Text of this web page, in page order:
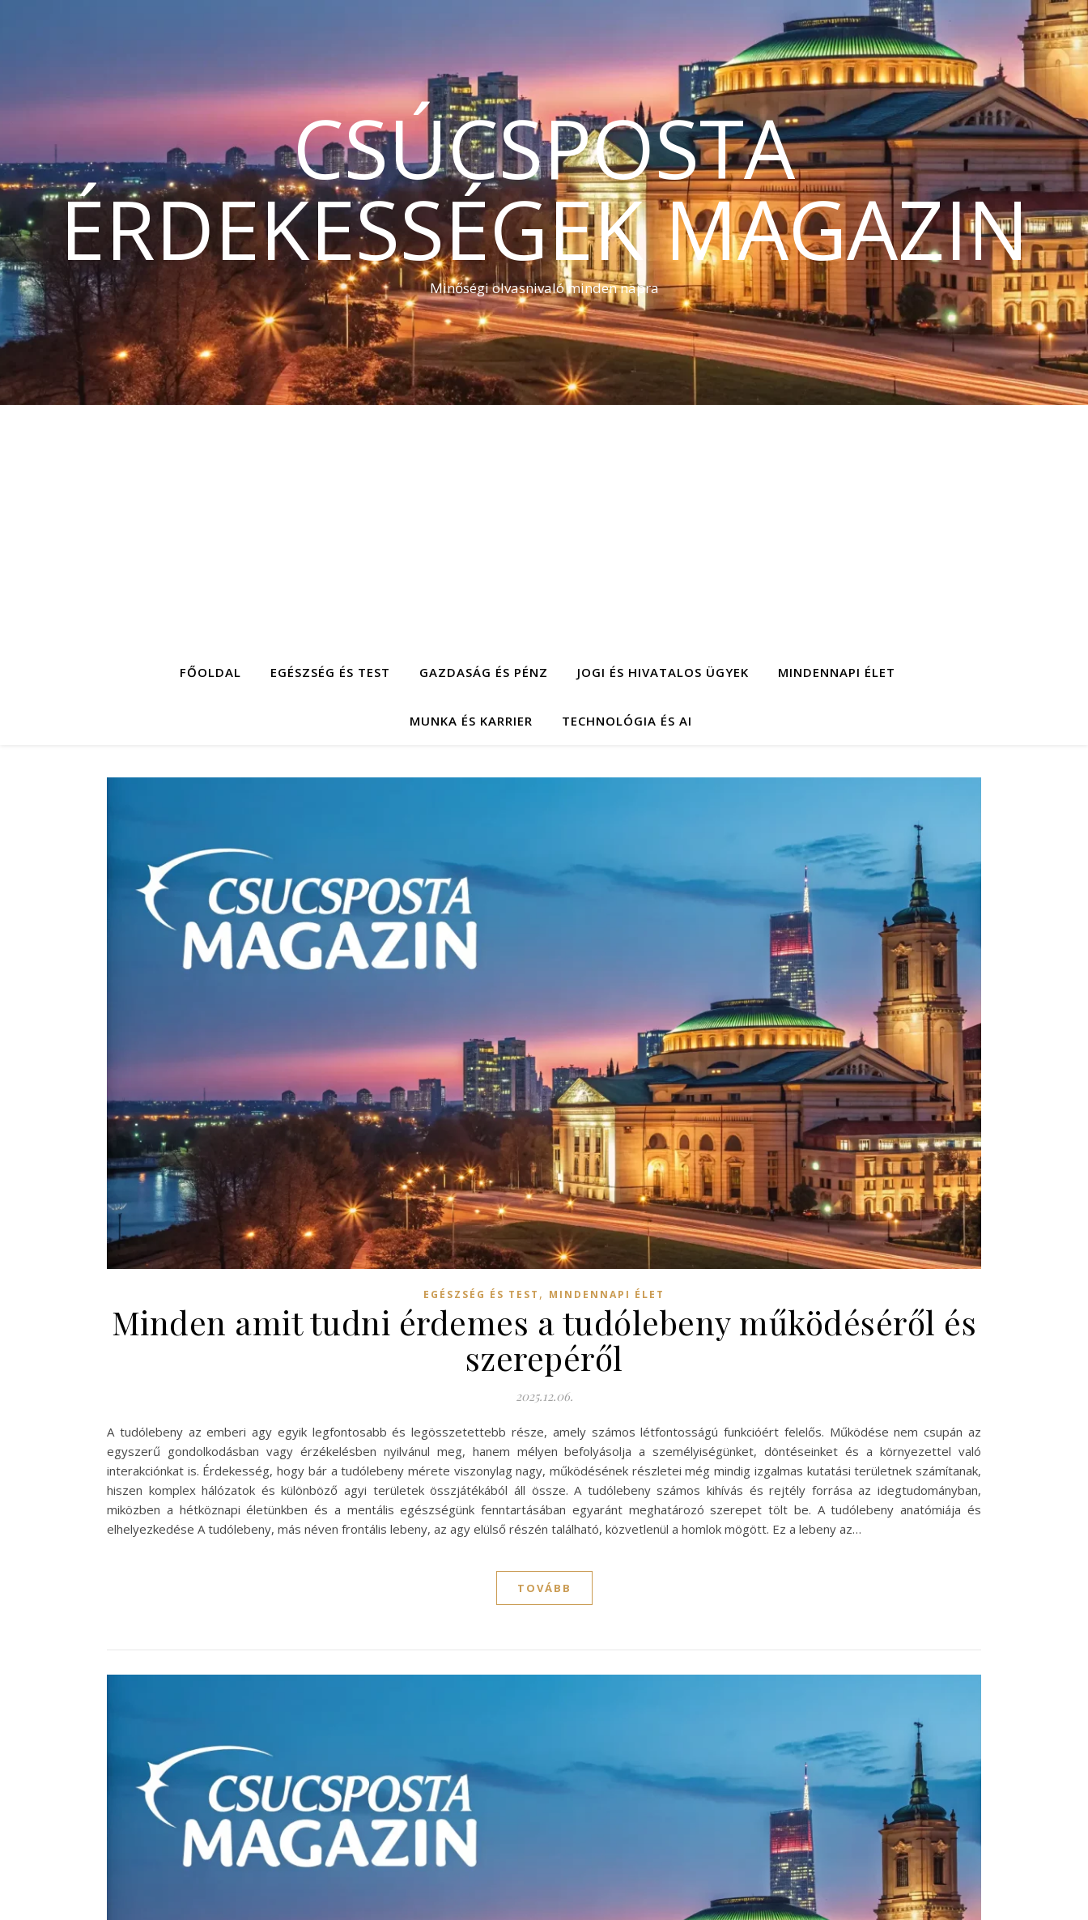
CSÚCSPOSTA
ÉRDEKESSÉGEK MAGAZIN
Minőségi olvasnivaló minden napra
FŐOLDAL EGÉSZSÉG ÉS TEST GAZDASÁG ÉS PÉNZ JOGI ÉS HIVATALOS ÜGYEK MINDENNAPI ÉLET
MUNKA ÉS KARRIER TECHNOLÓGIA ÉS AI
EGÉSZSÉG ÉS TEST , MINDENNAPI ÉLET
Minden amit tudni érdemes a tudólebeny működéséről és
szerepéről
2025.12.06.
A tudólebeny az emberi agy egyik legfontosabb és legösszetettebb része, amely számos létfontosságú funkcióért felelős. Működése nem csupán az
egyszerű gondolkodásban vagy érzékelésben nyilvánul meg, hanem mélyen befolyásolja a személyiségünket, döntéseinket és a környezettel való
interakciónkat is. Érdekesség, hogy bár a tudólebeny mérete viszonylag nagy, működésének részletei még mindig izgalmas kutatási területnek számítanak,
hiszen komplex hálózatok és különböző agyi területek összjátékából áll össze. A tudólebeny számos kihívás és rejtély forrása az idegtudományban,
miközben a hétköznapi életünkben és a mentális egészségünk fenntartásában egyaránt meghatározó szerepet tölt be. A tudólebeny anatómiája és
elhelyezkedése A tudólebeny, más néven frontális lebeny, az agy elülső részén található, közvetlenül a homlok mögött. Ez a lebeny az…
TOVÁBB